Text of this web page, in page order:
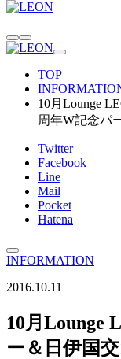
TOP
10月Lounge
周年W記念パ
Twitter
Facebook
Line
Mail
Pocket
Hatena
INFORMATION
2016.10.11
10月Lounge
ー＆日伊国